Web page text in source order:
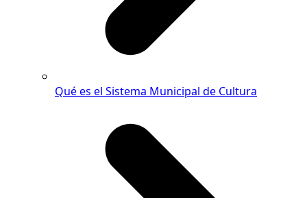
Qué es el Sistema Municipal de Cultura